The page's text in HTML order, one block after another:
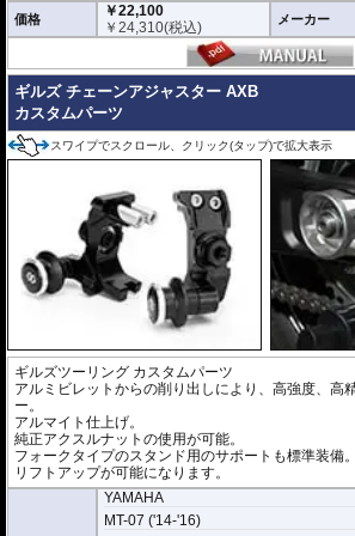
価格
￥22,100
￥24,310(税込) メーカー
ギルズ チェーンアジャスター AXB
カスタムパーツ
スワイプでスクロール、クリック(タップ)で拡大表示
ギルズツーリング カスタムパーツ
アルミビレットからの削り出しにより、高強度、高
ー。
アルマイト仕上げ。
純正アクスルナットの使用が可能。
フォークタイプのスタンド用のサポートも標準装備
リフトアップが可能になります。
YAMAHA
MT-07 ('14-'16)